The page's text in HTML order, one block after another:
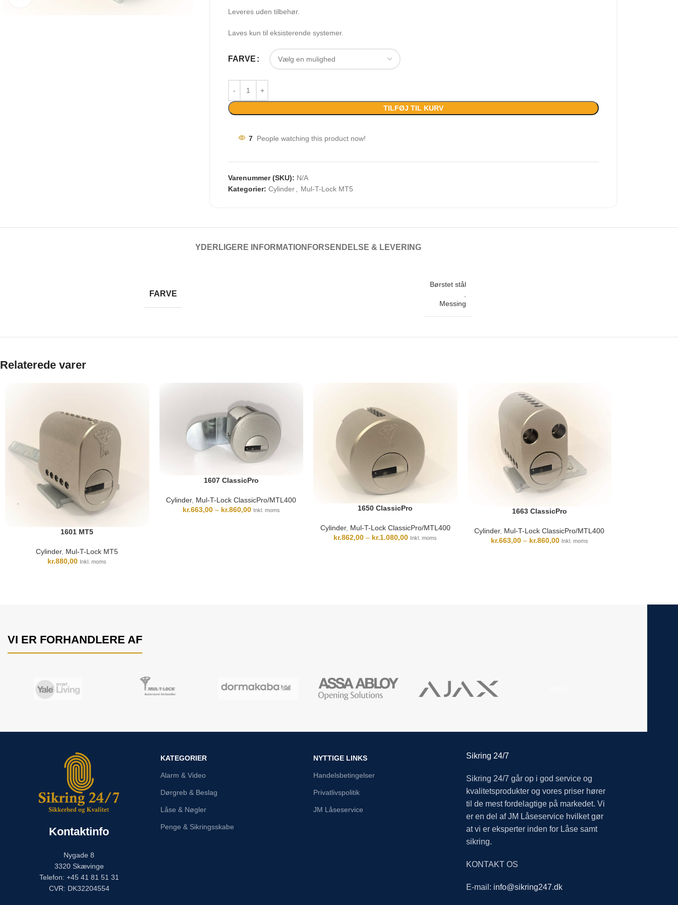
Leveres uden tilbehør.
Laves kun til eksisterende systemer.
FARVE
TILFØJ TIL KURV
7 People watching this product now!
Varenummer (SKU): N/A
Kategorier: Cylinder Mul-T-Lock MT5
YDERLIGERE INFORMATION FORSENDELSE & LEVERING
FARVE
Børstet stål
Messing
Relaterede varer
1601 MT5
Cylinder, Mul-T-Lock MT5
kr.880,00 Inkl. moms
1607 ClassicPro
Cylinder, Mul-T-Lock ClassicPro/MTL400
kr.663,00– kr.860,00 Inkl. moms 1650 ClassicPro
Cylinder, Mul-T-Lock ClassicPro/MTL400
kr.862,00 – kr.1.080,00 Inkl. moms
1663 ClassicPro
Cylinder, Mul-T-Lock ClassicPro/MTL400
kr.663,00– kr.860,00 Inkl. moms
VI ER FORHANDLERE AF
Kontaktinfo
Nygade 8
3320 Skævinge
Telefon: +45 41 81 51 31
CVR: DK32204554
KATEGORIER
Alarm & Video
Dørgreb & Beslag
Låse & Nøgler
Penge & Sikringsskabe
NYTTIGE LINKS
Handelsbetingelser
Privatlivspolitik
JM Låseservice
Sikring 24/7
Sikring 24/7 går op i god service og
kvalitetsprodukter og vores priser hører
til de mest fordelagtige på markedet. Vi
er en del af JM Låseservice hvilket gør
at vi er eksperter inden for Låse samt
sikring.
KONTAKT OS
E-mail: info@sikring247.dk